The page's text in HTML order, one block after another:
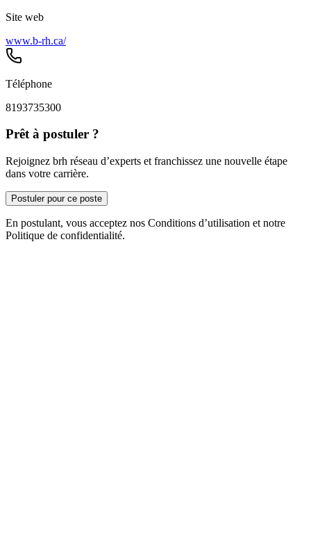
Site web
www.b-rh.ca/
Téléphone
8193735300
Prêt à postuler ?
Rejoignez brh réseau d’experts et franchissez une nouvelle étape
dans votre carrière.
Postuler pour ce poste
En postulant, vous acceptez nos Conditions d’utilisation et notre
Politique de confidentialité.